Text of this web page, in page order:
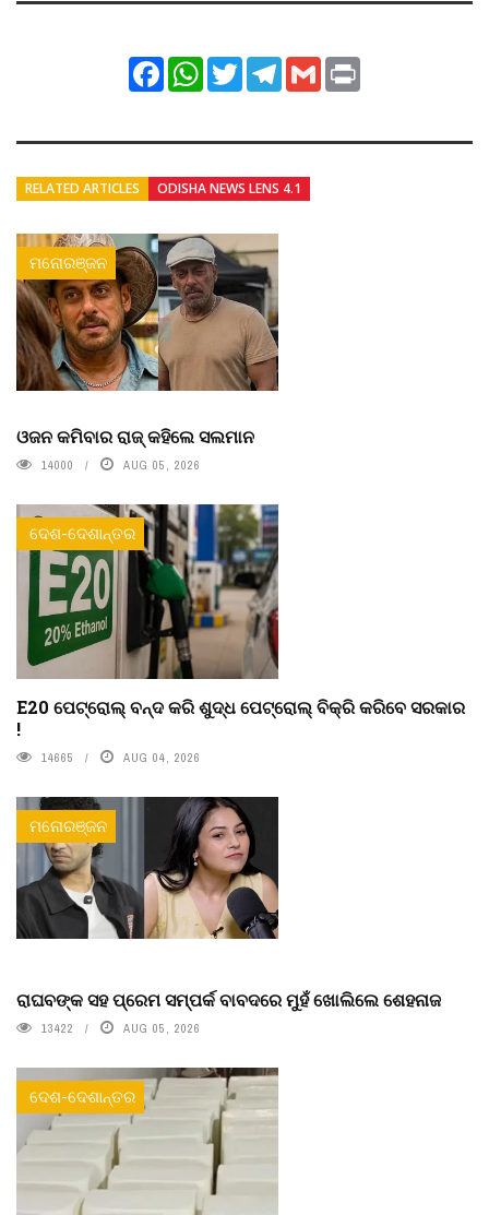
FacebookWhatsApp
TwitterTelegram
Gmail
RELATED ARTICLES ODISHA NEWS LENS 4.1
ମନୋରଞ୍ଜନ
ଓଜନ କମିବାର ରାଜ୍ କହିଲେ ସଲମାନ
14000 AUG 05, 2026
ଦେଶ-ଦେଶାନ୍ତର
E20 ପେଟ୍ରୋଲ୍ ବନ୍ଦ କରି ଶୁଦ୍ଧ ପେଟ୍ରୋଲ୍ ବିକ୍ରି କରିବେ ସରକାର
!
14665 AUG 04, 2026
ମନୋରଞ୍ଜନ
ରାଘବଙ୍କ ସହ ପ୍ରେମ ସମ୍ପର୍କ ବାବଦରେ ମୁହଁ ଖୋଲିଲେ ଶେହନାଜ
13422 AUG 05, 2026
ଦେଶ-ଦେଶାନ୍ତର